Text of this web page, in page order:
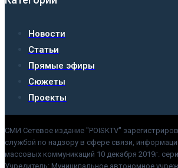
Новости
Статьи
Прямые эфиры
Сюжеты
Проекты
СМИ Сетевое издание "POISKTV"
службой по надзору в сфере связи,
массовых коммуникаций 10 декабря 2019г.
Учредитель: Муниципальное автономное